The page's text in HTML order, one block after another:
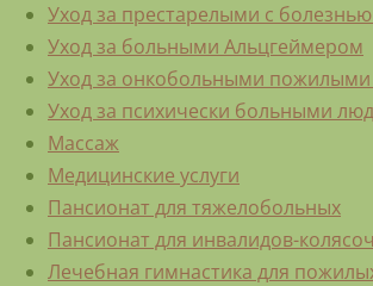
Уход за престарелыми с
Уход за больными Альцгеймером
Уход за онкобольными
Уход за психически больными
Массаж
Медицинские услуги
Пансионат для тяжелобольных
Пансионат для инвалидов-
Лечебная гимнастика для